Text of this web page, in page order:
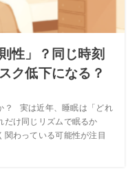
性」？同じ時刻
ク低下になる？
？ 実は近年、睡眠は「どれ
だけ同じリズムで眠るか
関わっている可能性が注目